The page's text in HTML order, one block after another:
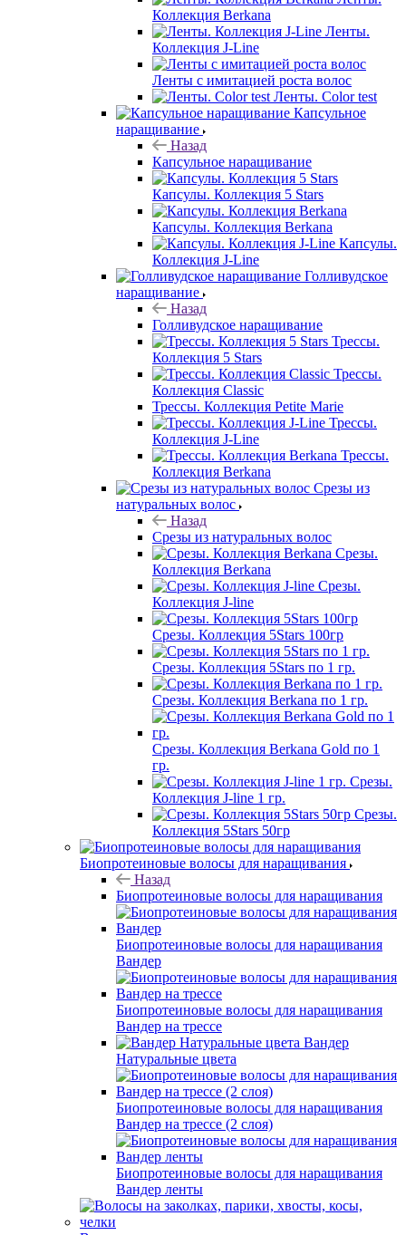
Коллекция Berkana
Ленты.
Коллекция J-Line
Ленты с имитацией роста волос
Ленты. Color test
Капсульное
наращивание
Назад
Капсульное наращивание
Капсулы. Коллекция 5 Stars
Капсулы. Коллекция Berkana
Капсулы.
Коллекция J-Line
Голливудское
наращивание
Назад
Голливудское наращивание
Трессы.
Коллекция 5 Stars
Трессы.
Коллекция Classic
Трессы. Коллекция Petite Marie
Трессы.
Коллекция J-Line
Трессы.
Коллекция Berkana
Срезы из
натуральных волос
Назад
Срезы из натуральных волос
Срезы.
Коллекция Berkana
Срезы.
Коллекция J-line
Срезы. Коллекция 5Stars 100гр
Срезы. Коллекция 5Stars по 1 гр.
Срезы. Коллекция Berkana по 1 гр.
Срезы. Коллекция Berkana Gold по 1
гр.
Срезы.
Коллекция J-line 1 гр.
Срезы.
Коллекция 5Stars 50гр
Биопротеиновые волосы для наращивания
Назад
Биопротеиновые волосы для наращивания
Биопротеиновые волосы для наращивания
Вандер
Биопротеиновые волосы для наращивания
Вандер на трессе
Вандер
Натуральные цвета
Биопротеиновые волосы для наращивания
Вандер на трессе (2 слоя)
Биопротеиновые волосы для наращивания
Вандер ленты